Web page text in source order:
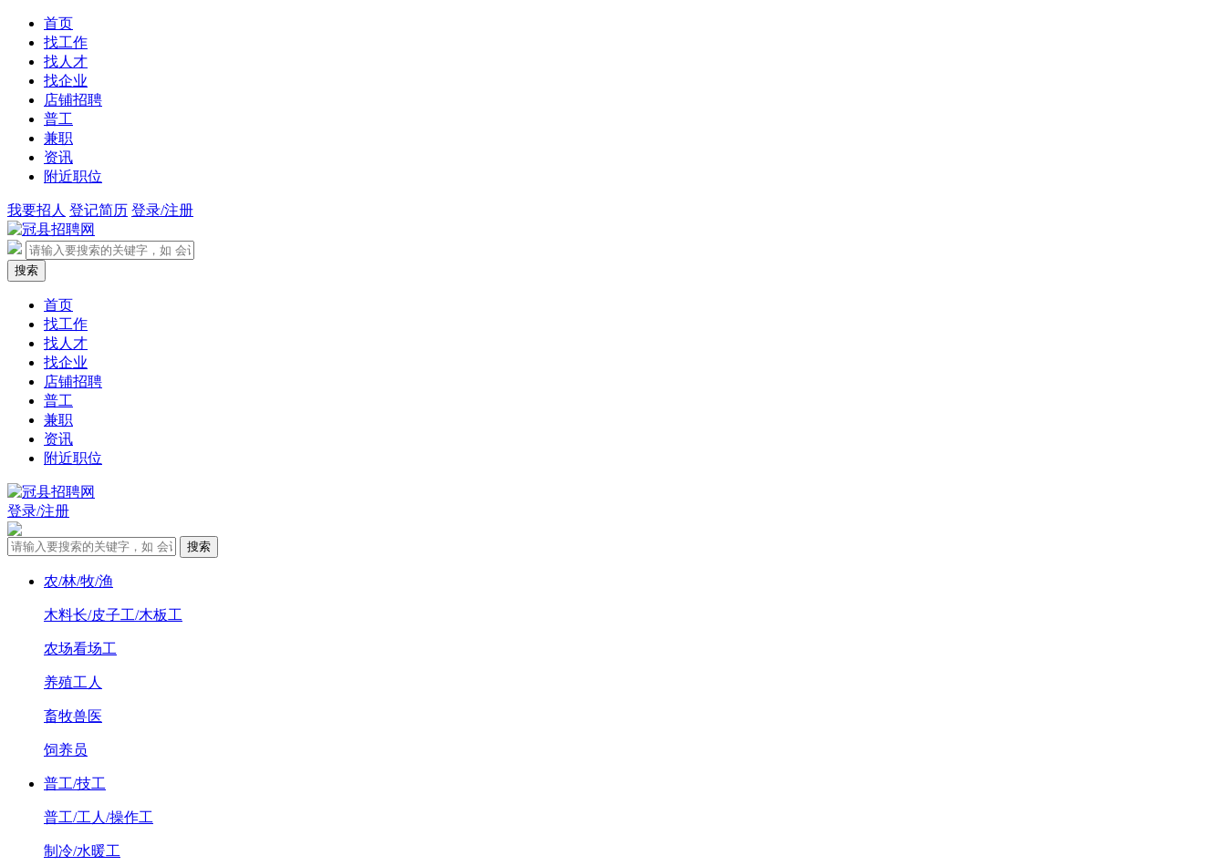
首页
找工作
找人才
找企业
店铺招聘
普工
兼职
资讯
附近职位
我要招人 登记简历 登录/注册
首页
找工作
找人才
找企业
店铺招聘
普工
兼职
资讯
附近职位
登录/注册
农/林/牧/渔
木料长/皮子工/木板工
农场看场工
养殖工人
畜牧兽医
饲养员
普工/技工
普工/工人/操作工
制冷/水暖工